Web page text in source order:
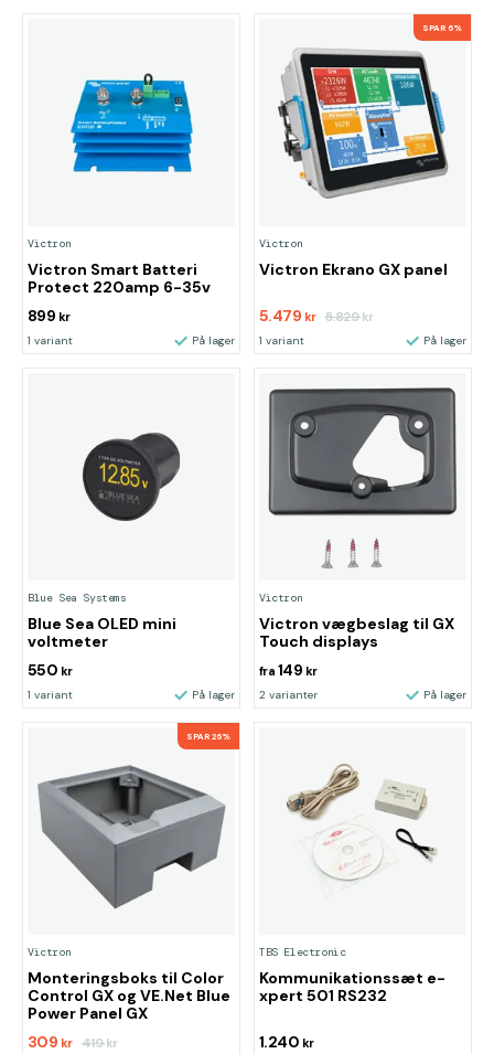
Victron
Victron Smart Batteri
Protect 220amp 6-35v
899 kr
1 variant På lager
SPAR 6%
Victron
Victron Ekrano GX panel
5.479 kr 5.829kr
1 variant På lager
Blue Sea Systems
Blue Sea OLED mini
voltmeter
550 kr
1 variant På lager
Victron
Victron vægbeslag til GX
Touch displays
fra 149 kr
2 varianter På lager
SPAR 26%
Victron
Monteringsboks til Color
Control GX og VE.Net Blue
Power Panel GX
309 kr 419kr
TBS Electronic
Kommunikationssæt e-
xpert 501 RS232
1.240 kr